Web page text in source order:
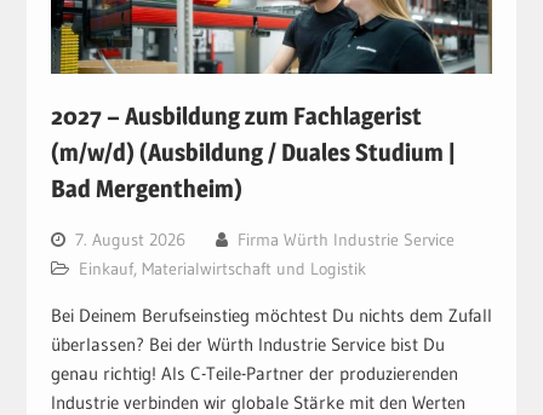
2027 – Ausbildung zum Fachlagerist
(m/w/d) (Ausbildung / Duales Studium |
Bad Mergentheim)
7. August 2026
Firma Würth Industrie Service
Einkauf, Materialwirtschaft und Logistik
Bei Deinem Berufseinstieg möchtest Du nichts dem Zufall
überlassen? Bei der Würth Industrie Service bist Du
genau richtig! Als C-Teile-Partner der produzierenden
Industrie verbinden wir globale Stärke mit den Werten